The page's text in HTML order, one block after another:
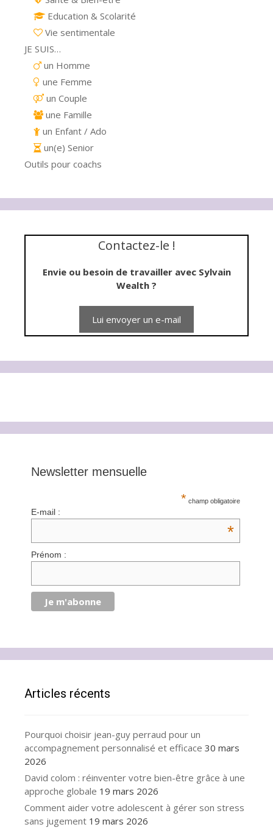
Education & Scolarité
Vie sentimentale
JE SUIS…
un Homme
une Femme
un Couple
une Famille
un Enfant / Ado
un(e) Senior
Outils pour coachs
Contactez-le !
Envie ou besoin de travailler avec Sylvain
Wealth ?
Newsletter mensuelle
* champ obligatoire
E-mail :
*
Prénom :
Articles récents
Pourquoi choisir jean-guy perraud pour un
accompagnement personnalisé et efficace 30 mars
2026
David colom : réinventer votre bien-être grâce à une
approche globale 19 mars 2026
Comment aider votre adolescent à gérer son stress
sans jugement 19 mars 2026